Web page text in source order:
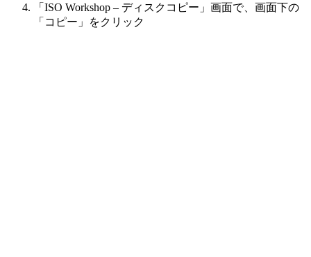
「ISO Workshop – ディスクコピー」画面で、画面下の
「コピー」をクリック